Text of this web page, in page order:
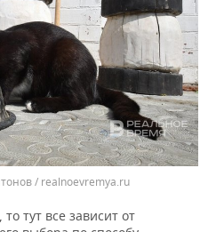
/ realnoevremya.ru
тут все зависит от